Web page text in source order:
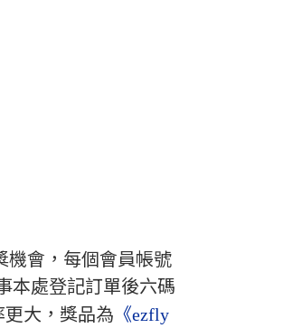
機會，每個會員帳號
本處登記訂單後六碼
更大，獎品為 《ezfly